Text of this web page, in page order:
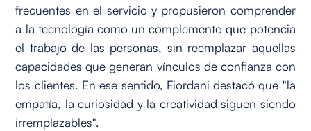
frecuentes en el servicio y propusieron comprender
a la tecnología como un complemento que potencia
el trabajo de las personas, sin reemplazar aquellas
capacidades que generan vínculos de confianza con
los clientes. En ese sentido, Fiordani destacó que "la
empatía, la curiosidad y la creatividad siguen siendo
irremplazables".